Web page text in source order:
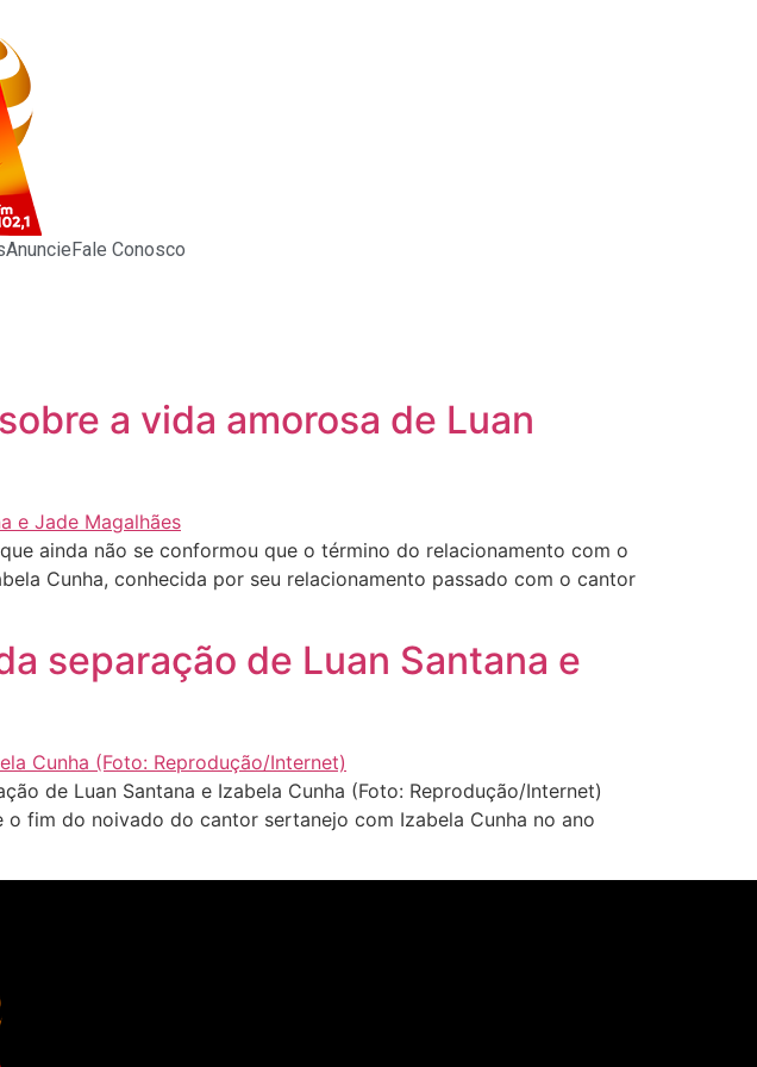
AnuncieFale Conosco
a vida amorosa de Luan
ainda não se conformou que o término do relacionamento com o
Cunha, conhecida por seu relacionamento passado com o cantor
separação de Luan Santana e
de Luan Santana e Izabela Cunha (Foto: Reprodução/Internet)
o fim do noivado do cantor sertanejo com Izabela Cunha no ano